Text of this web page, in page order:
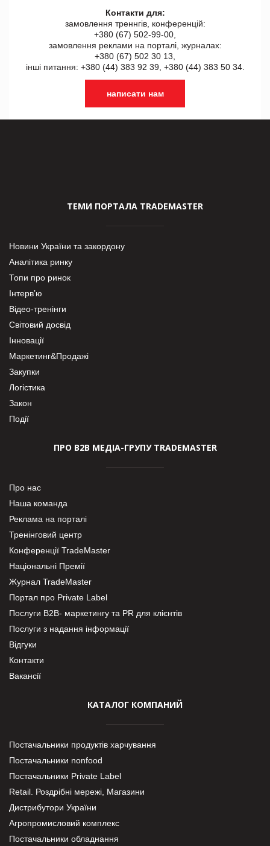
Контакти для:
замовлення треннгів, конференцій:
+380 (67) 502-99-00,
замовлення реклами на порталі, журналах:
+380 (67) 502 30 13,
інші питання: +380 (44) 383 92 39, +380 (44) 383 50 34.
написати нам
ТЕМИ ПОРТАЛА TRADEMASTER
Новини України та закордону
Аналітика ринку
Топи про ринок
Інтерв’ю
Відео-тренінги
Світовий досвід
Інновації
Маркетинг&Продажі
Закупки
Логістика
Закон
Події
ПРО В2В МЕДІА-ГРУПУ TRADEMASTER
Про нас
Наша команда
Реклама на порталі
Тренінговий центр
Конференції TradeMaster
Національні Премії
Журнал TradeMaster
Портал про Private Label
Послуги В2В- маркетингу та PR для клієнтів
Послуги з надання інформації
Відгуки
Контакти
Вакансії
КАТАЛОГ КОМПАНИЙ
Постачальники продуктів харчування
Постачальники nonfood
Постачальники Private Label
Retail. Роздрібні мережі, Магазини
Дистрибутори України
Агропромисловий комплекс
Постачальники обладнання